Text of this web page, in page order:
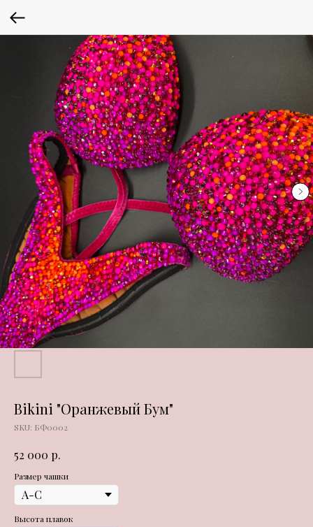
Bikini "Оранжевый Бум"
SKU: БФ0002
52 000 р.
Размер чашки
Высота плавок